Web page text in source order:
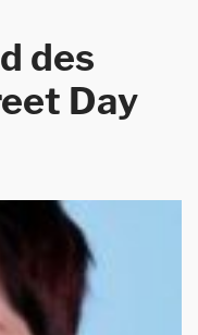
des
Day